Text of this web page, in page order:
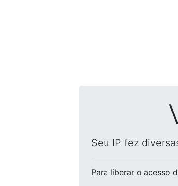
Seu IP fez
Para liberar o acesso